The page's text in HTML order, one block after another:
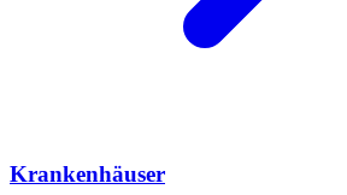
Krankenhäuser